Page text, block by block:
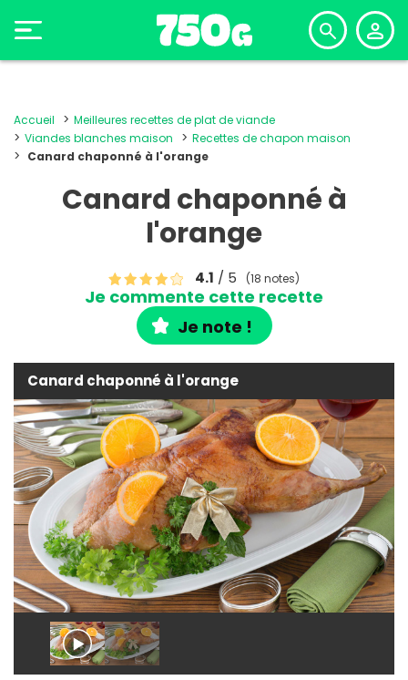
Accueil
Meilleures recettes de plat de viande
Viandes blanches maison
Recettes de chapon maison
Canard chaponné à l'orange
Canard chaponné à
l'orange
4.1 / 5 (18 notes)
Je commente cette recette
Je note !
Canard chaponné à l'orange